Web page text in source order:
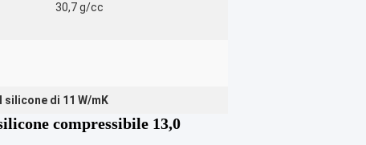
30,7 g/cc
di 11 W/mK
compressibile 13,0